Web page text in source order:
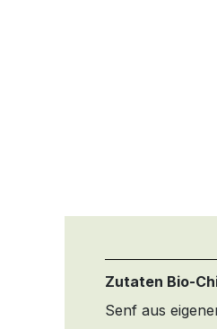
Zutaten Bio-
Senf aus